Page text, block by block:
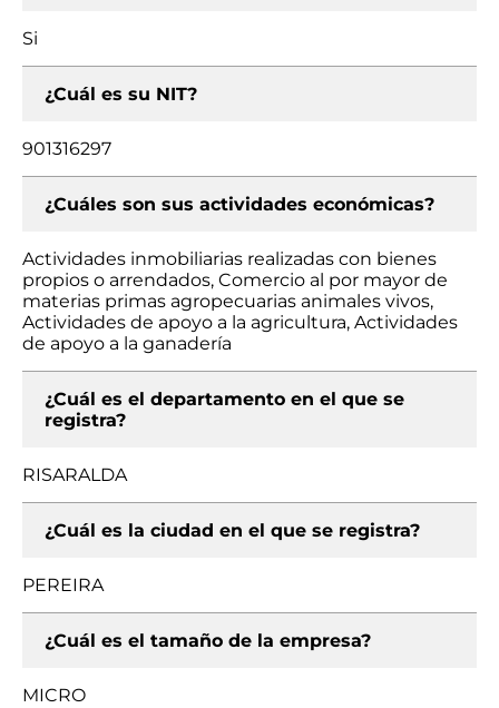
Si
¿Cuál es su NIT?
901316297
¿Cuáles son sus actividades económicas?
Actividades inmobiliarias realizadas con bienes
propios o arrendados, Comercio al por mayor de
materias primas agropecuarias animales vivos,
Actividades de apoyo a la agricultura, Actividades
de apoyo a la ganadería
¿Cuál es el departamento en el que se
registra?
RISARALDA
¿Cuál es la ciudad en el que se registra?
PEREIRA
¿Cuál es el tamaño de la empresa?
MICRO